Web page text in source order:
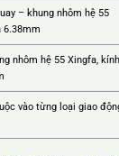
– khung nhôm hệ 55
6.38mm
nhôm hệ 55 Xingfa, kính
vào từng loại giao